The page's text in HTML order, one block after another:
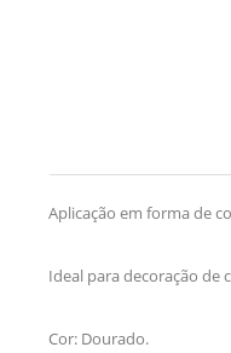
Aplicação em forma de
Ideal para decoração de
Cor: Dourado.